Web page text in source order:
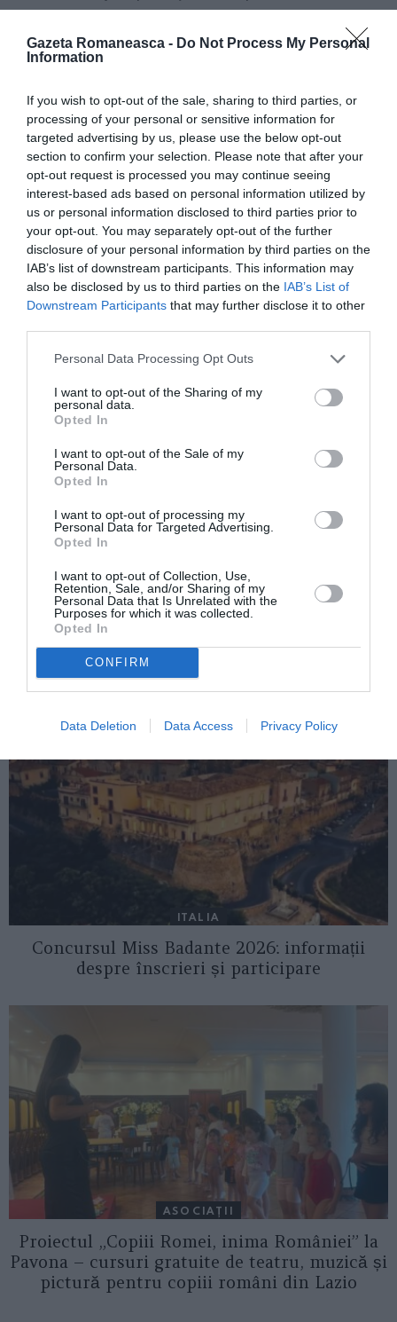
Gazeta Romaneasca - Do Not Process My Personal
Information
If you wish to opt-out of the sale, sharing to third parties, or
processing of your personal or sensitive information for
targeted advertising by us, please use the below opt-out
section to confirm your selection. Please note that after your
opt-out request is processed you may continue seeing
interest-based ads based on personal information utilized by
us or personal information disclosed to third parties prior to
your opt-out. You may separately opt-out of the further
disclosure of your personal information by third parties on the
IAB’s list of downstream participants. This information may
also be disclosed by us to third parties on the IAB’s List of
Downstream Participants that may further disclose it to other
Personal Data Processing Opt Outs
I want to opt-out of the Sharing of my
personal data.
Opted In
I want to opt-out of the Sale of my
Personal Data.
Opted In
I want to opt-out of processing my
Personal Data for Targeted Advertising.
Opted In
I want to opt-out of Collection, Use,
Retention, Sale, and/or Sharing of my
Personal Data that Is Unrelated with the
Purposes for which it was collected.
Opted In
CONFIRM
Data Deletion Data Access Privacy Policy
din centrul istoric.
dificil– a declarat De
Simone – pentru că
mulţi erau foarte
supăraţi pe familia de
români.„.
Pentru a evita un linşaj, comisarul i-a dus sub
protecţie pe cei trei români la secţie pentru
Puiul de câine a fost încredinţat personalului de la
serviciul Sos animali.
Articolul anterior
Votul etnic
D’Alema: „Fără drept de vot pentru
imigranţi nu există democraţie modernă”
AȚI PUTEA DORI DE
ASEMENEA
ITALIA
Concursul Miss Badante 2026: informații
despre înscrieri și participare
ASOCIAŢII
Proiectul „Copiii Romei, inima României” la
Pavona – cursuri gratuite de teatru, muzică și
pictură pentru copiii români din Lazio